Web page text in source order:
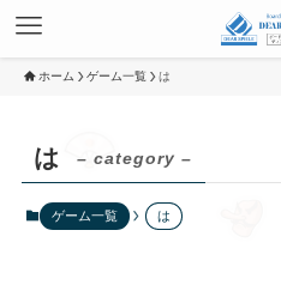
ホーム ゲーム一覧 は
は – category –
ゲーム一覧 は